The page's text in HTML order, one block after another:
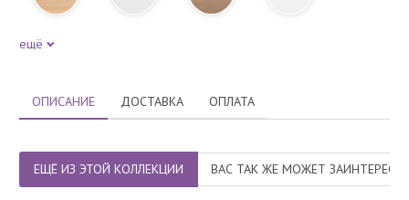
ещё
ОПИСАНИЕ ДОСТАВКА ОПЛАТА
ЕЩЁ ИЗ ЭТОЙ КОЛЛЕКЦИИ ВАС ТАК ЖЕ МОЖЕТ